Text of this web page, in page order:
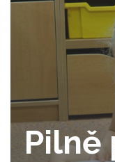
Pilně